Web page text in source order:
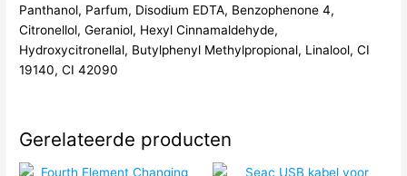
Panthanol, Parfum, Disodium EDTA, Benzophenone 4,
Citronellol, Geraniol, Hexyl Cinnamaldehyde,
Hydroxycitronellal, Butylphenyl Methylpropional, Linalool, CI
19140, CI 42090
Gerelateerde producten